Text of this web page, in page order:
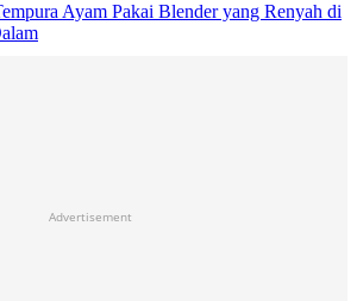
Ayam Pakai Blender yang Renyah di
Advertisement